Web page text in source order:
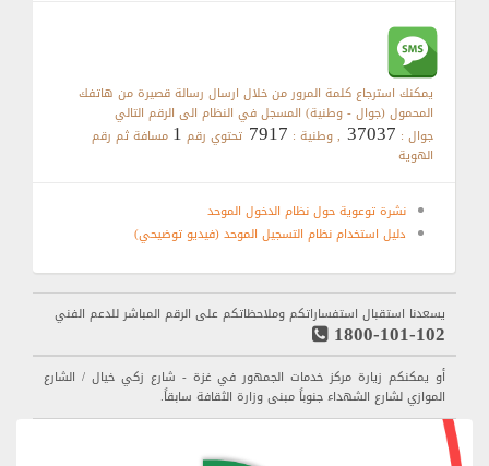
يمكنك استرجاع كلمة المرور من خلال ارسال رسالة قصيرة من هاتفك
المحمول (جوال - وطنية) المسجل في النظام الى الرقم التالي
جوال : 37037 , وطنية : 7917 تحتوي رقم 1 مسافة ثم رقم
الهوية
نشرة توعوية حول نظام الدخول الموحد
دليل استخدام نظام التسجيل الموحد (فيديو توضيحي)
يسعدنا استقبال استفساراتكم وملاحظاتكم على الرقم المباشر للدعم الفني
1800-101-102
أو يمكنكم زيارة مركز خدمات الجمهور في غزة - شارع زكي خيال / الشارع
الموازي لشارع الشهداء جنوباً مبنى وزارة الثقافة سابقاً.